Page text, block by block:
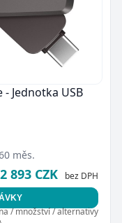
Jednotka USB
měs.
2 893 CZK bez DPH
/ množství / alternativy